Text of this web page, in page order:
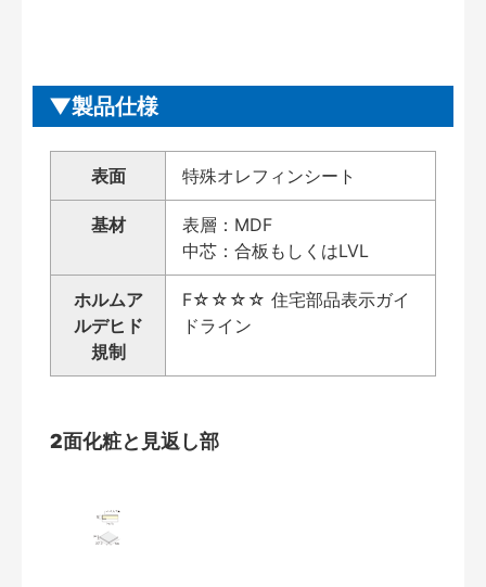
製品仕様
表面 特殊オレフィンシート
基材
表層：MDF
中芯：合板もしくはLVL
ホルムア
ルデヒド
規制
F☆☆☆☆ 住宅部品表示ガイ
ドライン
2面化粧と見返し部